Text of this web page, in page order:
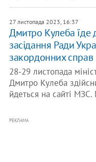
27 листопада 2023, 16:37
Дмитро Кулеба
засідання Ради
закордонних справ
28-29 листопада
Дмитро Кулеба
йдеться на сайті
РЕКЛАМА